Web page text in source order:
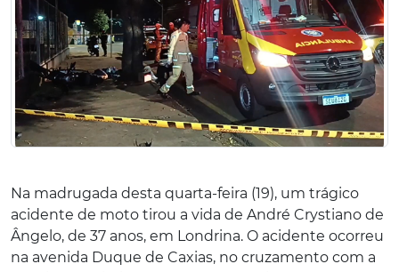
Na madrugada desta quarta-feira (19), um trágico
acidente de moto tirou a vida de André Crystiano de
Ângelo, de 37 anos, em Londrina. O acidente ocorreu
na avenida Duque de Caxias, no cruzamento com a